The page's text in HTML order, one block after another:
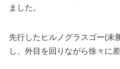
ました。
先行したヒルノグラスゴー(未
し、外目を回りながら徐々に